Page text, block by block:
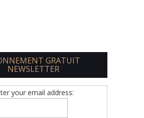
GRATUIT
NEWSLETTER
your email address: